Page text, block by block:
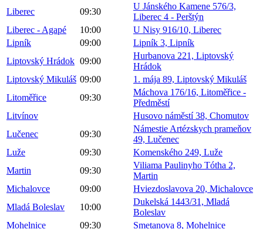
Liberec
09:30
U Jánského Kamene 576/3,
Liberec 4 - Perštýn
Liberec - Agapé
10:00
U Nisy 916/10, Liberec
Lipník
09:00
Lipník 3, Lipník
Liptovský Hrádok 09:00
Hurbanova 221, Liptovský
Hrádok
Liptovský Mikuláš 09:00
1. mája 89, Liptovský Mikuláš
Litoměřice
09:30
Máchova 176/16, Litoměřice -
Předměstí
Litvínov
Husovo náměstí 38, Chomutov
Lučenec
09:30
Námestie Artézskych prameňov
49, Lučenec
Luže
09:30
Komenského 249, Luže
Martin
09:30
Viliama Paulinyho Tótha 2,
Martin
Michalovce
09:00
Hviezdoslavova 20, Michalovce
Mladá Boleslav
10:00
Dukelská 1443/31, Mladá
Boleslav
Mohelnice
09:30 Smetanova 8, Mohelnice